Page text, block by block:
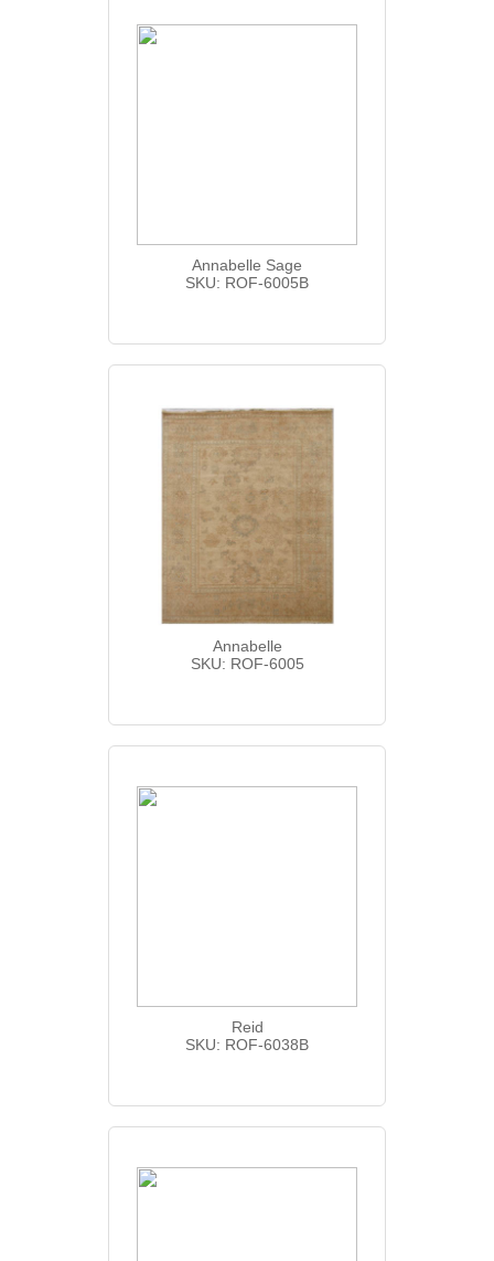
Annabelle Sage
SKU: ROF-6005B
Annabelle
SKU: ROF-6005
Reid
SKU: ROF-6038B